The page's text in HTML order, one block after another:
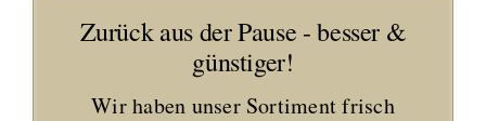
Zurück aus der Pause - besser &
günstiger!
Wir haben unser Sortiment frisch